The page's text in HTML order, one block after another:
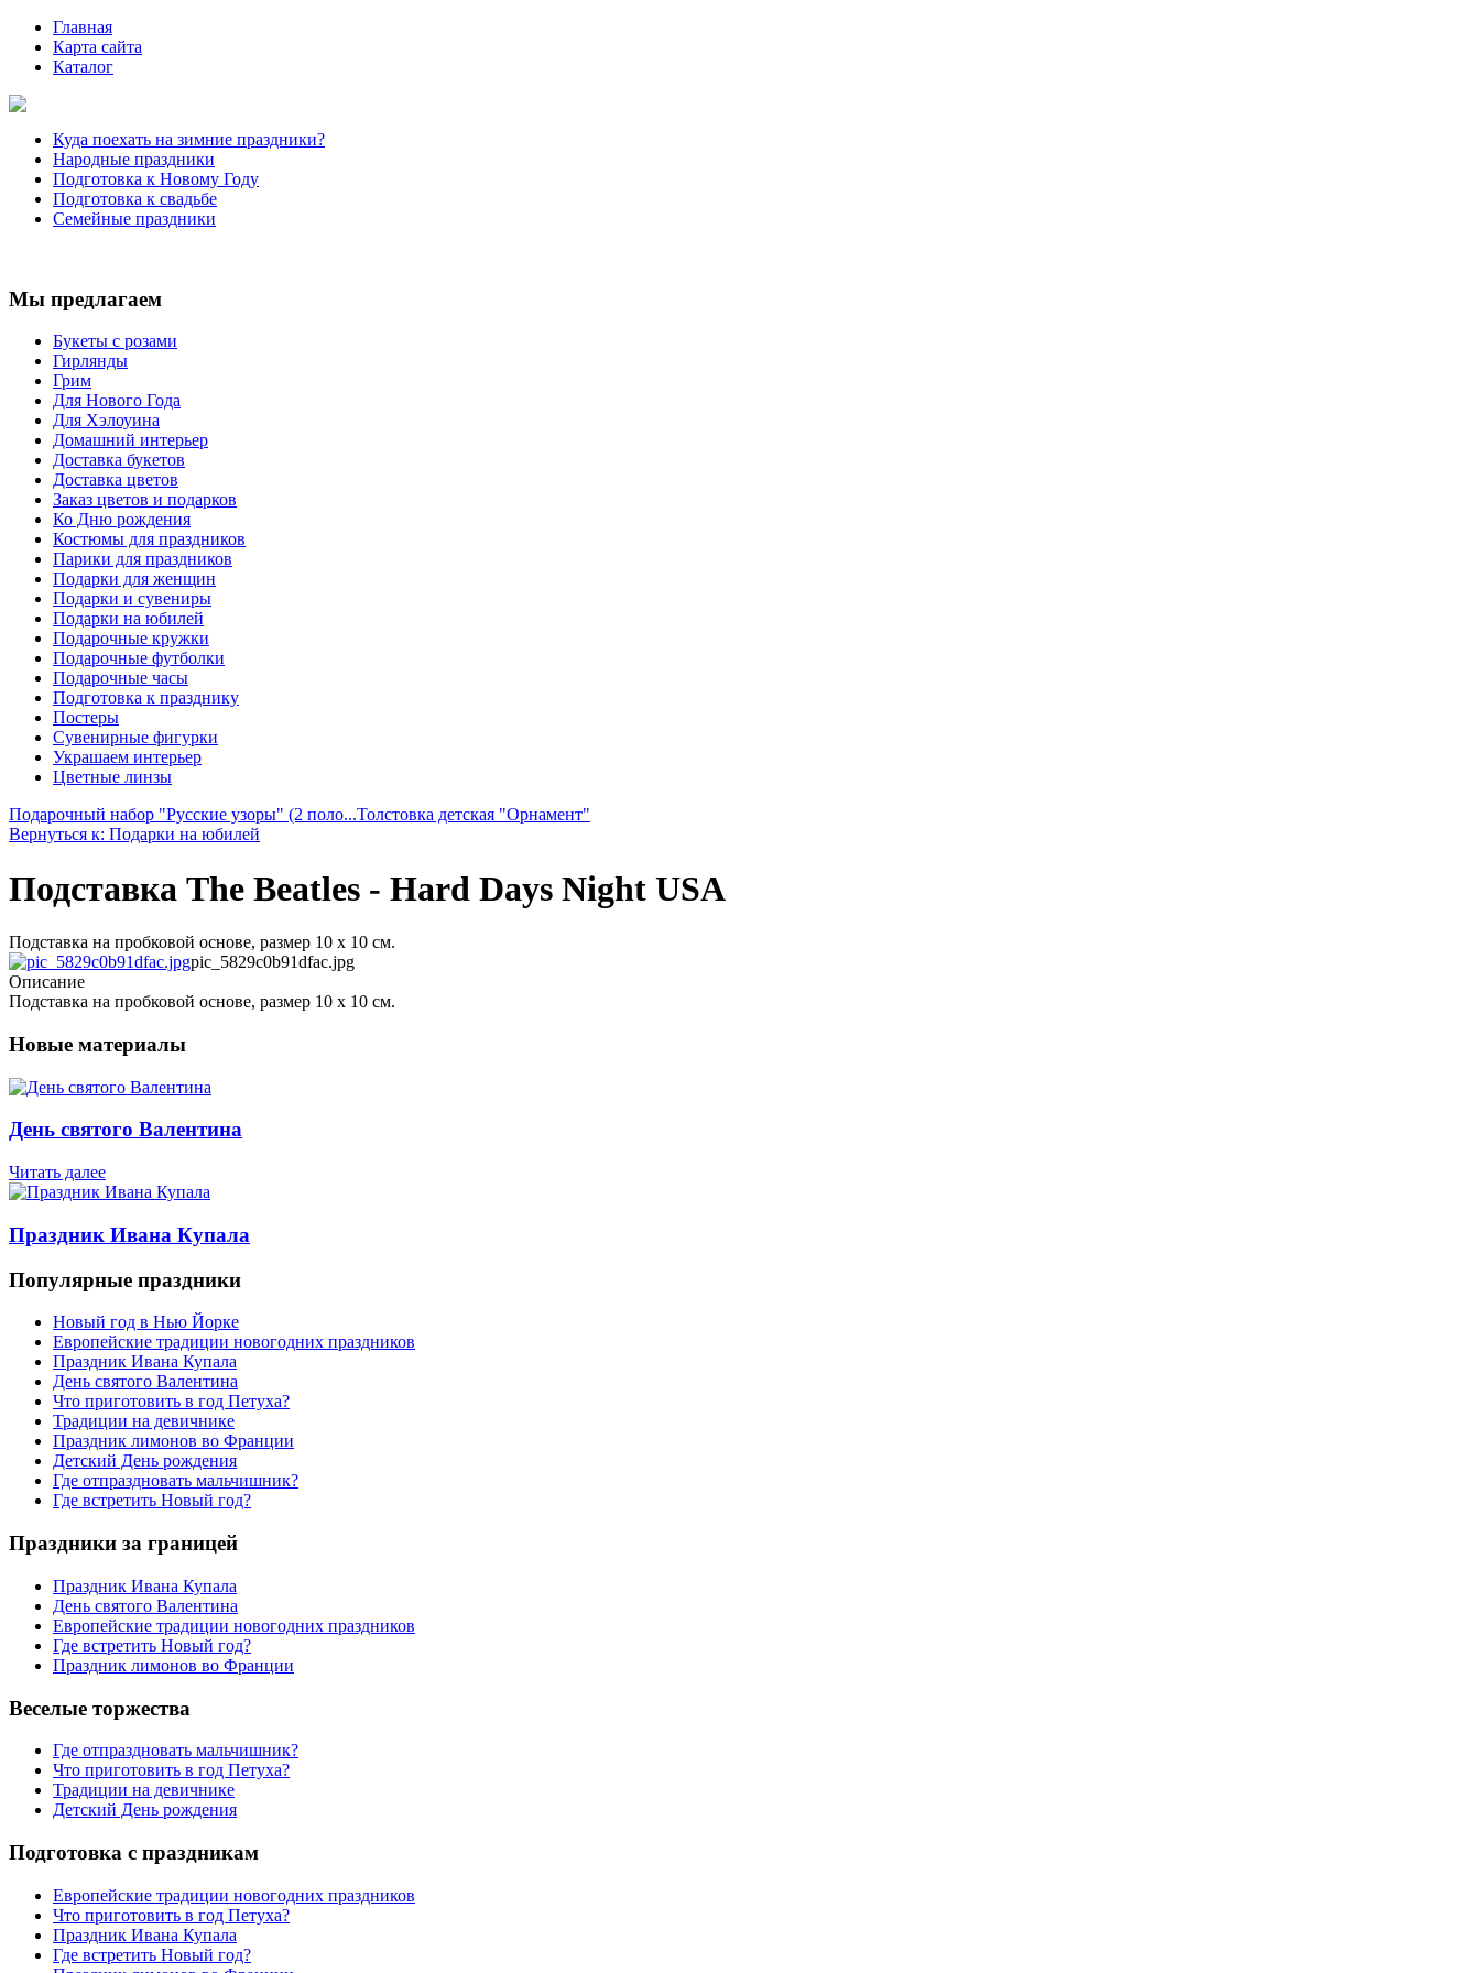
Главная
Карта сайта
Каталог
Куда поехать на зимние праздники?
Народные праздники
Подготовка к Новому Году
Подготовка к свадьбе
Семейные праздники
Мы предлагаем
Букеты с розами
Гирлянды
Грим
Для Нового Года
Для Хэлоуина
Домашний интерьер
Доставка букетов
Доставка цветов
Заказ цветов и подарков
Ко Дню рождения
Костюмы для праздников
Парики для праздников
Подарки для женщин
Подарки и сувениры
Подарки на юбилей
Подарочные кружки
Подарочные футболки
Подарочные часы
Подготовка к празднику
Постеры
Сувенирные фигурки
Украшаем интерьер
Цветные линзы
Подарочный набор "Русские узоры" (2 поло...Толстовка детская "Орнамент"
Вернуться к: Подарки на юбилей
Подставка The Beatles - Hard Days Night USA
Подставка на пробковой основе, размер 10 х 10 см.
pic_5829c0b91dfac.jpg
Описание
Подставка на пробковой основе, размер 10 х 10 см.
Новые материалы
День святого Валентина
Читать далее
Праздник Ивана Купала
Популярные праздники
Новый год в Нью Йорке
Европейские традиции новогодних праздников
Праздник Ивана Купала
День святого Валентина
Что приготовить в год Петуха?
Традиции на девичнике
Праздник лимонов во Франции
Детский День рождения
Где отпраздновать мальчишник?
Где встретить Новый год?
Праздники за границей
Праздник Ивана Купала
День святого Валентина
Европейские традиции новогодних праздников
Где встретить Новый год?
Праздник лимонов во Франции
Веселые торжества
Где отпраздновать мальчишник?
Что приготовить в год Петуха?
Традиции на девичнике
Детский День рождения
Подготовка с праздникам
Европейские традиции новогодних праздников
Что приготовить в год Петуха?
Праздник Ивана Купала
Где встретить Новый год?